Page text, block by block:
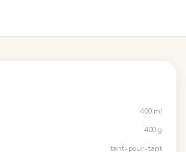
400 ml
400 g
tant-pour-tant